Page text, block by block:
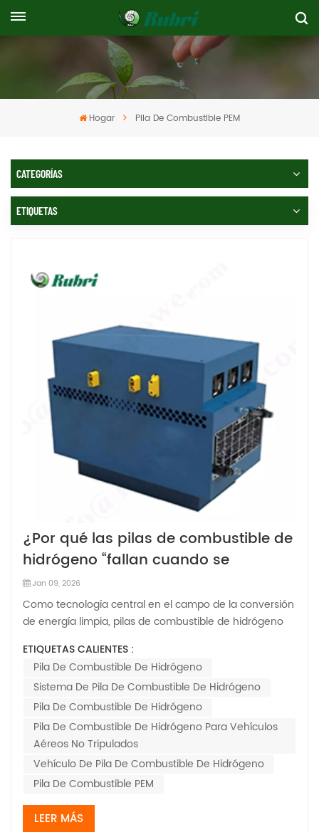
Hogar Pila De Combustible PEM
CATEGORÍAS
ETIQUETAS
¿Por qué las pilas de combustible de
hidrógeno “fallan cuando se
amplían”?
Jan 09, 2026
Como tecnología central en el campo de la conversión
de energía limpia, pilas de combustible de hidrógeno
rendimiento casi perfecto en entornos de laboratorio:
alta eficiencia, alta densidad de potencia, excelentes
características de arranque y estabilidad...
ETIQUETAS CALIENTES :
Pila De Combustible De Hidrógeno
Sistema De Pila De Combustible De Hidrógeno
Pila De Combustible De Hidrógeno
Pila De Combustible De Hidrógeno Para Vehículos
Aéreos No Tripulados
Vehículo De Pila De Combustible De Hidrógeno
Pila De Combustible PEM
LEER MÁS